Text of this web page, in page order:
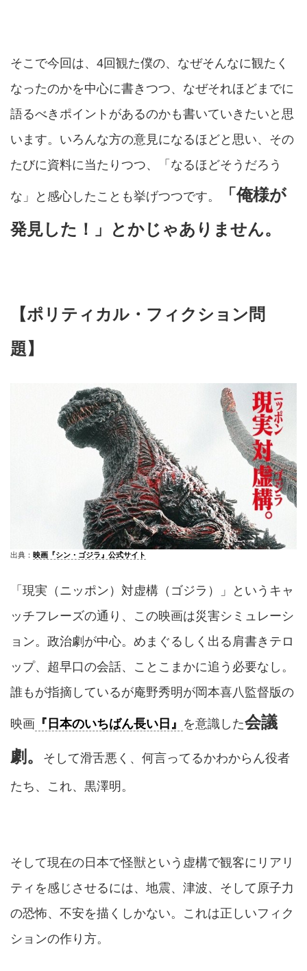
そこで今回は、4回観た僕の、なぜそんなに観たく
なったのかを中心に書きつつ、なぜそれほどまでに
語るべきポイントがあるのかも書いていきたいと思
います。いろんな方の意見になるほどと思い、その
たびに資料に当たりつつ、「なるほどそうだろう
な」と感心したことも挙げつつです。
「俺様が
発見した！」とかじゃありません。
【ポリティカル・フィクション問
題】
出典： 映画『シン・ゴジラ』公式サイト
「現実（ニッポン）対虚構（ゴジラ）」というキャ
ッチフレーズの通り、この映画は災害シミュレーシ
ョン。政治劇が中心。めまぐるしく出る肩書きテロ
ップ、超早口の会話、ことこまかに追う必要なし。
誰もが指摘しているが庵野秀明が岡本喜八監督版の
映画 『日本のいちばん長い日』 を意識した会議
劇。
そして滑舌悪く、何言ってるかわからん役者
たち、これ、黒澤明。
そして現在の日本で怪獣という虚構で観客にリアリ
ティを感じさせるには、地震、津波、そして原子力
の恐怖、不安を描くしかない。これは正しいフィク
ションの作り方。